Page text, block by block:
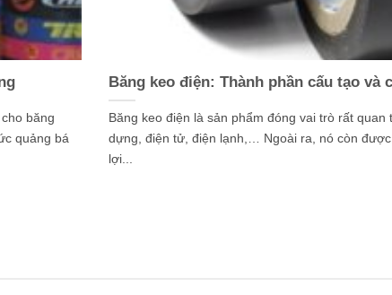
băng
quảng bá
Băng keo điện: Thành phần cấu tạo và
Băng keo điện là sản phẩm đóng vai trò rất
dựng, điện tử, điện lạnh,… Ngoài ra, nó còn
lợi...